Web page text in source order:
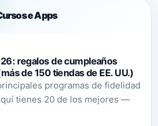
e Apps
regalos de cumpleaños
de 150 tiendas de EE. UU.)
programas de fidelidad
tienes 20 de los mejores —